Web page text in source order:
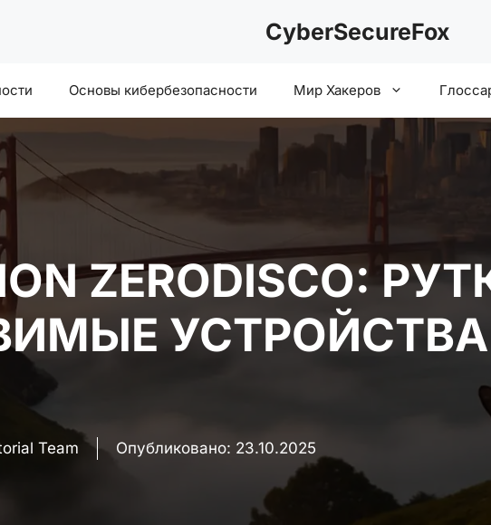
CyberSecureFox
Основы кибербезопасности Мир Хакеров
ZERODISCO:
УСТРОЙСТВА
Team Опубликовано: 23.10.2025